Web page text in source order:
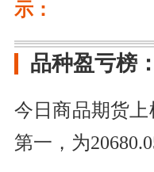
示：
品种盈亏榜：
今日商品期货上
第一，为